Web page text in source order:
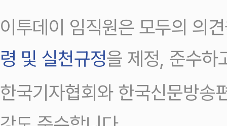
이투데이 임직원은 모두의 의
령 및 실천규정을 제정, 준수하
한국기자협회와 한국신문방송